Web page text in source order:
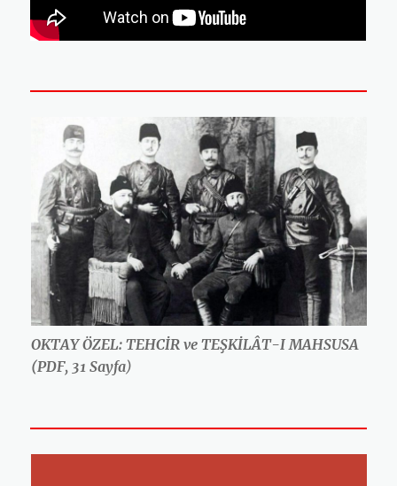
OKTAY ÖZEL: TEHCİR ve TEŞKİLÂT-I MAHSUSA
(PDF, 31 Sayfa)